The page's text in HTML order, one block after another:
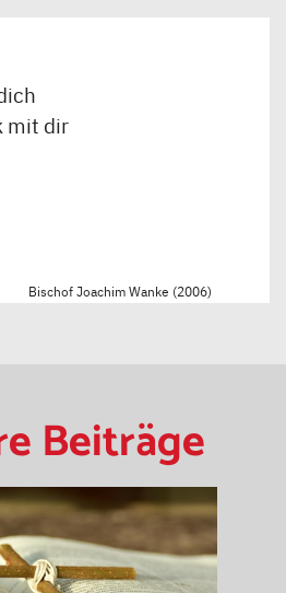
mit dir
Wanke (2006)
Beiträge